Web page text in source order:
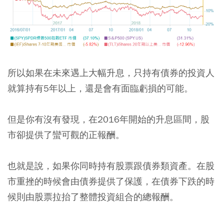
所以如果在未來遇上大幅升息，只持有債券的投資人
就算持有5年以上，還是會有面臨虧損的可能。
但是你有沒有發現，在2016年開始的升息區間，股
市卻提供了蠻可觀的正報酬。
也就是說，如果你同時持有股票跟債券類資產。在股
市重挫的時候會由債券提供了保護，在債券下跌的時
候則由股票拉抬了整體投資組合的總報酬。